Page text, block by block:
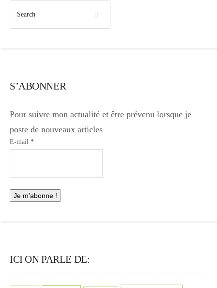
S’ABONNER
Pour suivre mon actualité et être prévenu lorsque je
poste de nouveaux articles
E-mail *
ICI ON PARLE DE: